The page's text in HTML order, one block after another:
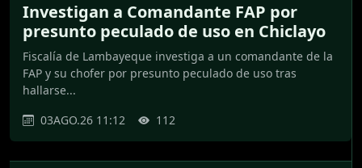
Investigan a Comandante FAP por
presunto peculado de uso en Chiclayo
Fiscalía de Lambayeque investiga a un comandante de la
FAP y su chofer por presunto peculado de uso tras
hallarse...
03AGO.26 11:12
112